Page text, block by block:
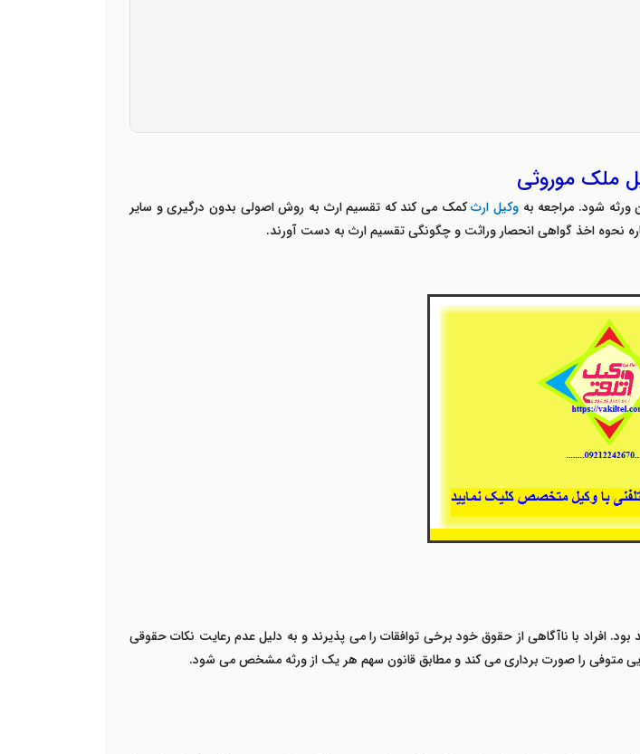
ملک موروثی
شود. مراجعه به وکیل ارثکمک می کند که تقسیم ارث به روش اصولی بدون درگیری و سایر
نحوه اخذ گواهی انحصار وراثت و چگونگی تقسیم ارث به دست آورند.
افراد با ناآگاهی از حقوق خود برخی توافقات را می پذیرند و به دلیل عدم رعایت نکات حقوقی
متوفی را صورت برداری می کند و مطابق قانون سهم هر یک از ورثه مشخص می شود.